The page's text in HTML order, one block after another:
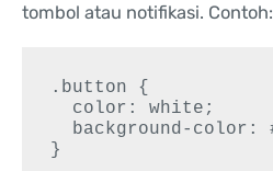
tombol atau notifikasi. Contoh:
.button {